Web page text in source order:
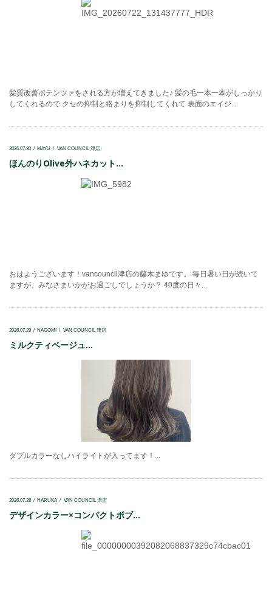
髪質改善ポテンツァをされる方が増えてきました♪ 髪の毛一本一本がしっかり
してくれるので クセの抑制と絡まりを抑制してくれて 表面のエイジ...
2026.07.30 MAYU VAN COUNCIL 津店
ほんのりOlive外ハネカット...
おはようございます！vancouncil津店の藤木まゆです。 毎日暑い日が続いて
ますが、みなさまいかがお過ごしでしょうか？ 40度の日々...
2026.07.29 NAGOMI VAN COUNCIL 津店
ミルクティベージュ...
ダブルカラーなしハイライトが入ってます！...
2026.07.28 HARUKA VAN COUNCIL 津店
デザインカラー×コンパクトボブ...